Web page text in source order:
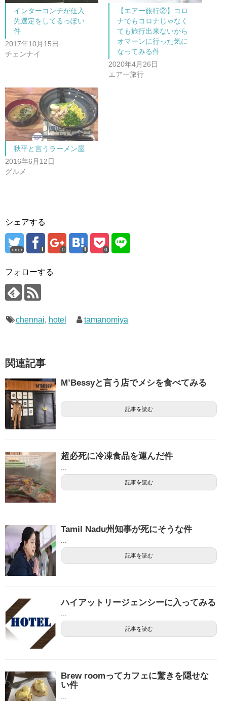
共
有
(
新
ウ
ィ
ン
ド
ま
す
)
は
ク
リ
ッ
て
く
い
ウ
ィ
ン
ド
ウ
で
開
き
ま
す
)
インターコンチが仕入
先選定をしてるっぽい
件
2017年10月15日
チェンナイ
【エアー旅行②】コロ
ナでもコロナじゃなく
ても旅行出来ないから
オマーンに行った気に
なってみる件
2020年4月26日
エアー旅行
秋平と言うラーメン屋
2016年6月12日
グルメ
シェアする
error 0 0
フォローする
chennai, hotel tamanomiya
関連記事
M’Bessyと言う店でメシを食べてみる
...
記事を読む
超必死に冷凍食品を運んだ件
...
記事を読む
Tamil Nadu州知事が死にそうな件
...
記事を読む
ハイアットリージェンシーに入ってみる
...
記事を読む
Brew roomってカフェに驚きを隠せな
い件
...